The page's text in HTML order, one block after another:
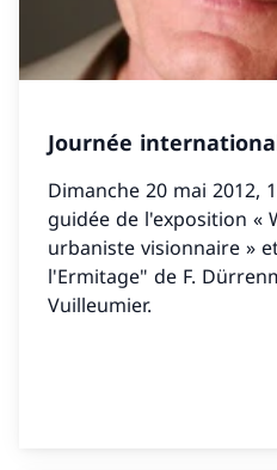
Journée
Dimanche 20 mai 2012,
guidée de l'exposition «
urbaniste visionnaire »
l'Ermitage" de F.
Vuilleumier.